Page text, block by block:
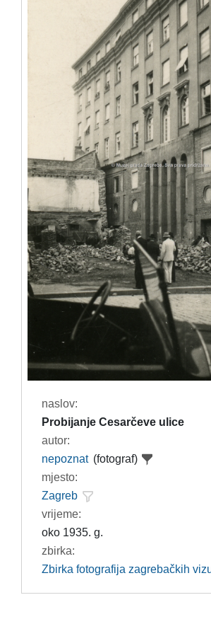
naslov:
Probijanje Cesarčeve ulice
autor:
nepoznat (fotograf)
mjesto:
Zagreb
vrijeme:
oko 1935. g.
zbirka:
Zbirka fotografija zagrebačkih